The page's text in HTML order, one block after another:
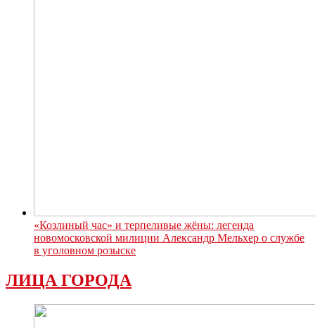
«Козлиный час» и терпеливые жёны: легенда
новомосковской милиции Александр Мельхер о службе
в уголовном розыске
ЛИЦА ГОРОДА